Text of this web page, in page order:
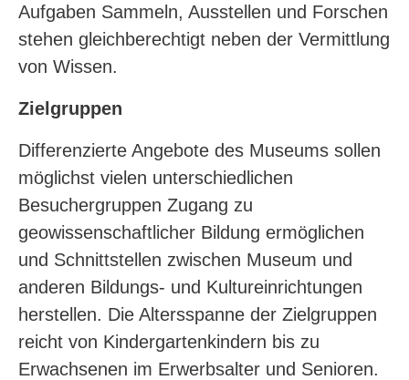
Aufgaben Sammeln, Ausstellen und Forschen
stehen gleichberechtigt neben der Vermittlung
von Wissen.
Zielgruppen
Differenzierte Angebote des Museums sollen
möglichst vielen unterschiedlichen
Besuchergruppen Zugang zu
geowissenschaftlicher Bildung ermöglichen
und Schnittstellen zwischen Museum und
anderen Bildungs- und Kultureinrichtungen
herstellen. Die Altersspanne der Zielgruppen
reicht von Kindergartenkindern bis zu
Erwachsenen im Erwerbsalter und Senioren.